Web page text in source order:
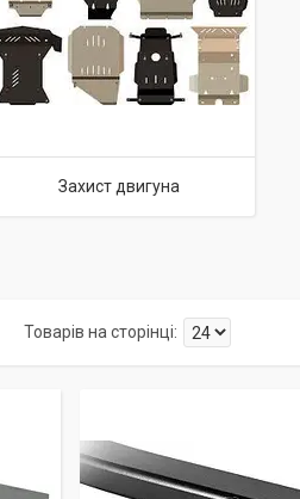
Захист двигуна